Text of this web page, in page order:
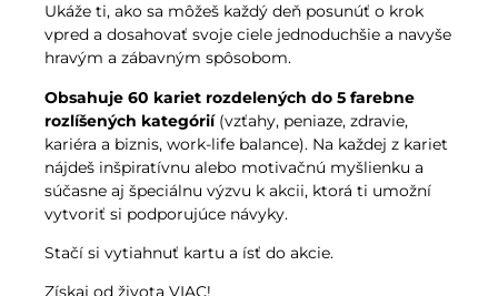
Ukáže ti, ako sa môžeš každý deň posunúť o krok
vpred a dosahovať svoje ciele jednoduchšie a navyše
hravým a zábavným spôsobom.
Obsahuje 60 kariet rozdelených do 5 farebne
rozlíšených kategórií (vzťahy, peniaze, zdravie,
kariéra a biznis, work-life balance). Na každej z kariet
nájdeš inšpiratívnu alebo motivačnú myšlienku a
súčasne aj špeciálnu výzvu k akcii, ktorá ti umožní
vytvoriť si podporujúce návyky.
Stačí si vytiahnuť kartu a ísť do akcie.